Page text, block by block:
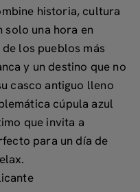
historia, cultura
solo una hora en
los pueblos más
y un destino que no
casco antiguo lleno
cúpula azul
que invita a
para un día de